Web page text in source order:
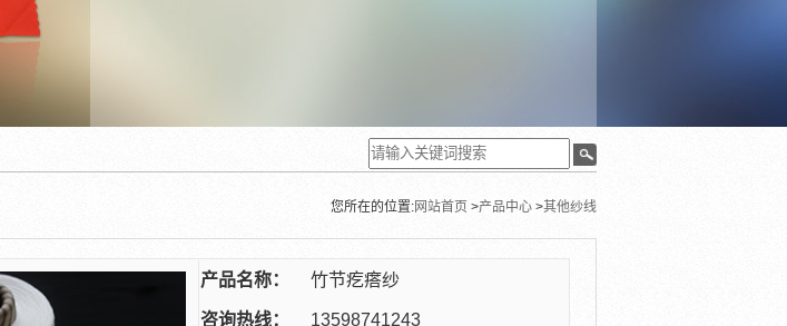
您所在的位置:网站首页 >产品中心 >其他纱线
产品名称： 竹节疙瘩纱
咨询热线： 13598741243